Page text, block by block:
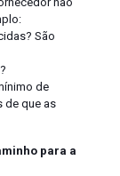
São
de
de que as
para a